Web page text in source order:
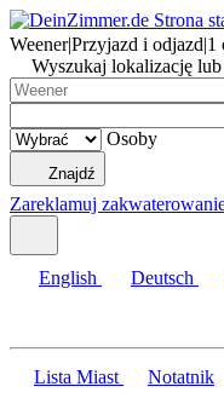
Weener|Przyjazd i odjazd|1
Wyszukaj lokalizację
Osoby
Znajdź
Zareklamuj
English Deutsch
Lista Miast Notatnik